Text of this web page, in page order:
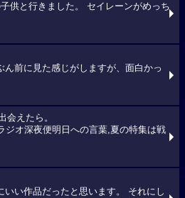
供と行きました。 セイレーンがめっち
前に見た感じがしますが、面白かっ
会えたら。
ジオ深夜便明日への言葉,夏の特集は戦
いい作品だったと思います。 それにし